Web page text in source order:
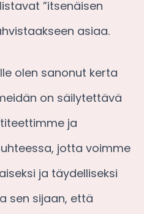
”itsenäisen
asiaa.
olen sanonut kerta
on säilytettävä
ja
jotta voimme
ja täydelliseksi
sen sijaan, että